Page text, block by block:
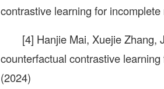
contrastive learning for
[4] Hanjie Mai, Xuejie Zhang,
counterfactual contrastive
(2024)